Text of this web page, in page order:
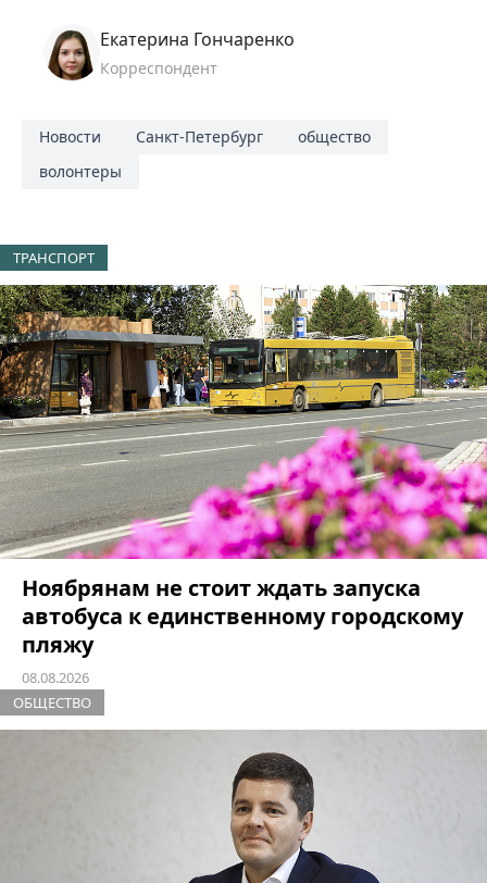
Екатерина Гончаренко
Корреспондент
Новости Санкт-Петербург
общество
волонтеры
ТРАНСПОРТ
Ноябрянам не стоит ждать запуска
автобуса к единственному городскому
пляжу
08.08.2026
ОБЩЕСТВО